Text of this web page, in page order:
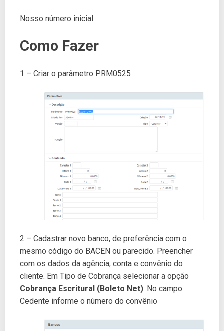
Nosso número inicial
Como Fazer
1 – Criar o parâmetro PRM0525
2 – Cadastrar novo banco, de preferência com o
mesmo código do BACEN ou parecido. Preencher
com os dados da agência, conta e convênio do
cliente. Em Tipo de Cobrança selecionar a opção
Cobrança Escritural (Boleto Net). No campo
Cedente informe o número do convênio